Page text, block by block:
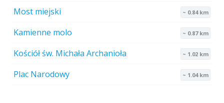
Most miejski ~ 0.84 km
Kamienne molo ~ 0.87 km
Kościół św. Michała Archanioła ~ 1.02 km
Plac Narodowy ~ 1.04 km